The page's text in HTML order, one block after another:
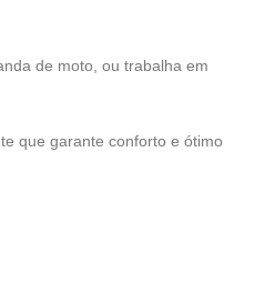
de moto, ou trabalha em
que garante conforto e ótimo